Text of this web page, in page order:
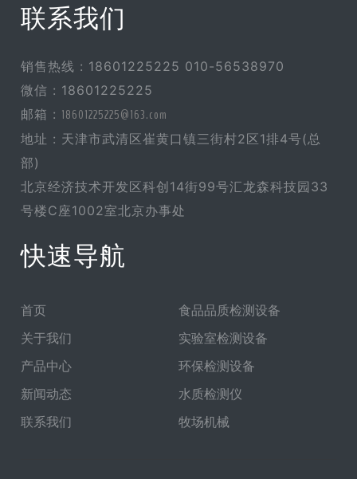
联系我们
销售热线 : 18601225225 010-56538970
微信 : 18601225225
邮箱 : 18601225225@163.com
地址 : 天津市武清区崔黄口镇三街村2区1排4号(总
部)
北京经济技术开发区科创14街99号汇龙森科技园33
号楼C座1002室北京办事处
快速导航
首页
关于我们
产品中心
新闻动态
联系我们
食品品质检测设备
实验室检测设备
环保检测设备
水质检测仪
牧场机械